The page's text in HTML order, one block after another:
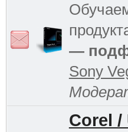
—
Sony
Corel /